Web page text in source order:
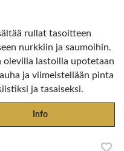
rullat tasoitteen
nurkkiin ja saumoihin.
olevilla lastoilla upotetaan
ja viimeistellään pinta
ja tasaiseksi.
Info